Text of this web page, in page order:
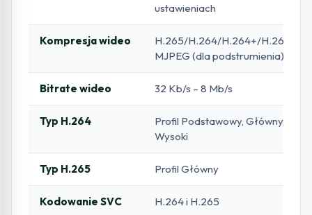
ustawieniach
Kompresja wideo
H.265/H.264/H.264+/H.265+,
MJPEG (dla podstrumienia)
Bitrate wideo 32 Kb/s – 8 Mb/s
Typ H.264
Profil Podstawowy, Główny,
Wysoki
Typ H.265 Profil Główny
Kodowanie SVC H.264 i H.265